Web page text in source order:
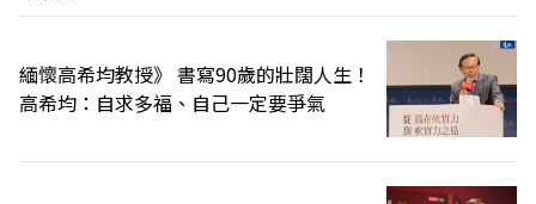
緬懷高希均教授》 書寫90歲的壯闊人生！
高希均：自求多福、自己一定要爭氣